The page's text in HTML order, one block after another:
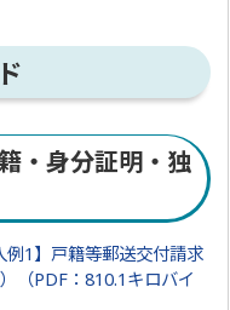
・身分証明・独
例1】戸籍等郵送交付請求
（PDF：810.1キロバイ